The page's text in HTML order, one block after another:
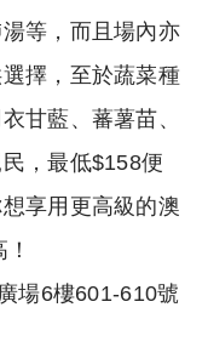
等，而且場內亦
擇，至於蔬菜種
甘藍、蕃薯苗、
，最低$158便
享用更高級的澳
場6樓601-610號